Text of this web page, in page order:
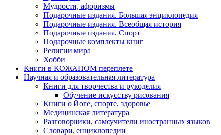
Мудрости, афоризмы
Подарочные издания. Большая энциклопедия
Подарочные издания. Всеобщая история
Подарочные издания. Спорт
Подарочные комплекты книг
Религии мира
Хобби
Книги в КОЖАНОМ переплете
Научная и образовательная литература
Книги для творчества и рукоделия
Обучение искусству рисования
Книги о Йоге, спорте, здоровье
Медицинская литература
Разговорники, самоучители иностранных языков
Словари, енциклопедии